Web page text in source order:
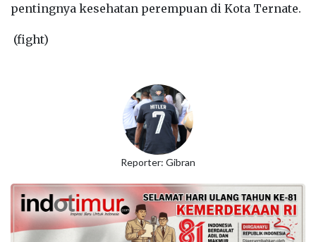
pentingnya kesehatan perempuan di Kota Ternate.
(fight)
Reporter: Gibran